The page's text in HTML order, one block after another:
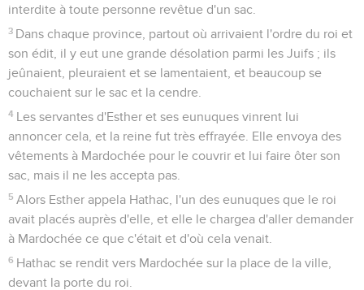
interdite à toute personne revêtue d'un sac.
3 Dans chaque province, partout où arrivaient l'ordre du roi et
son édit, il y eut une grande désolation parmi les Juifs ; ils
jeûnaient, pleuraient et se lamentaient, et beaucoup se
couchaient sur le sac et la cendre.
4 Les servantes d'Esther et ses eunuques vinrent lui
annoncer cela, et la reine fut très effrayée. Elle envoya des
vêtements à Mardochée pour le couvrir et lui faire ôter son
sac, mais il ne les accepta pas.
5 Alors Esther appela Hathac, l'un des eunuques que le roi
avait placés auprès d'elle, et elle le chargea d'aller demander
à Mardochée ce que c'était et d'où cela venait.
6 Hathac se rendit vers Mardochée sur la place de la ville,
devant la porte du roi.